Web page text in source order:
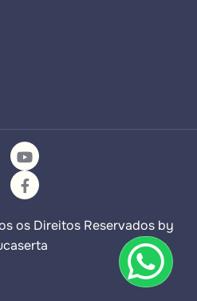
os Direitos Reservados by